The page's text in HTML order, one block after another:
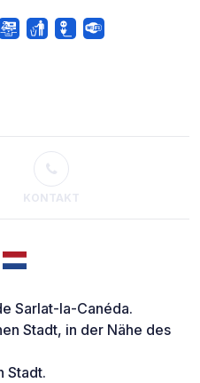
KONTAKT
Sarlat-la-Canéda.
Stadt, in der Nähe des
Stadt.